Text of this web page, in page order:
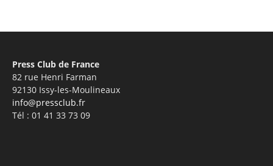
Press Club de France
82 rue Henri Farman
92130 Issy-les-Moulineaux
info@pressclub.fr
Tél : 01 41 33 73 09